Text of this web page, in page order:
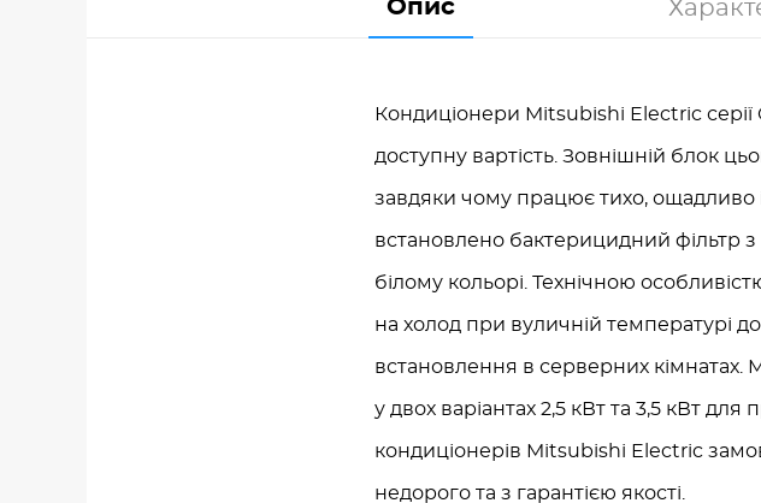
Опис
Кондиціонери Mitsubishi Electric
доступну вартість. Зовнішній блок
завдяки чому працює тихо, ощадливо
встановлено бактерицидний фільтр
білому кольорі. Технічною
на холод при вуличній температурі
встановлення в серверних кімнатах.
у двох варіантах 2,5 кВт та 3,5 кВт
кондиціонерів Mitsubishi Electric
недорого та з гарантією якості.